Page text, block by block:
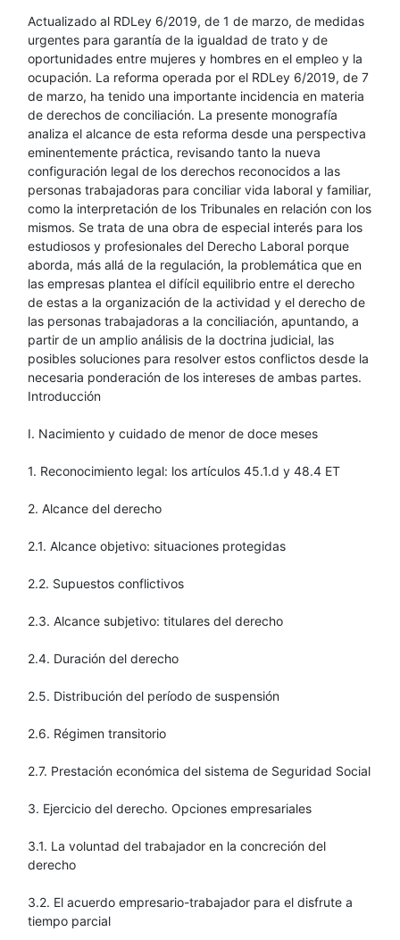
Actualizado al RDLey 6/2019, de 1 de marzo, de medidas
urgentes para garantía de la igualdad de trato y de
oportunidades entre mujeres y hombres en el empleo y la
ocupación. La reforma operada por el RDLey 6/2019, de 7
de marzo, ha tenido una importante incidencia en materia
de derechos de conciliación. La presente monografía
analiza el alcance de esta reforma desde una perspectiva
eminentemente práctica, revisando tanto la nueva
configuración legal de los derechos reconocidos a las
personas trabajadoras para conciliar vida laboral y familiar,
como la interpretación de los Tribunales en relación con los
mismos. Se trata de una obra de especial interés para los
estudiosos y profesionales del Derecho Laboral porque
aborda, más allá de la regulación, la problemática que en
las empresas plantea el difícil equilibrio entre el derecho
de estas a la organización de la actividad y el derecho de
las personas trabajadoras a la conciliación, apuntando, a
partir de un amplio análisis de la doctrina judicial, las
posibles soluciones para resolver estos conflictos desde la
necesaria ponderación de los intereses de ambas partes.
Introducción
I. Nacimiento y cuidado de menor de doce meses
1. Reconocimiento legal: los artículos 45.1.d y 48.4 ET
2. Alcance del derecho
2.1. Alcance objetivo: situaciones protegidas
2.2. Supuestos conflictivos
2.3. Alcance subjetivo: titulares del derecho
2.4. Duración del derecho
2.5. Distribución del período de suspensión
2.6. Régimen transitorio
2.7. Prestación económica del sistema de Seguridad Social
3. Ejercicio del derecho. Opciones empresariales
3.1. La voluntad del trabajador en la concreción del
derecho
3.2. El acuerdo empresario-trabajador para el disfrute a
tiempo parcial